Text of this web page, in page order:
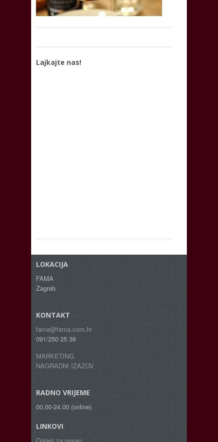
Lajkajte nas!
LOKACIJA
FAMA
Zagreb
KONTAKT
fama@fama.com.hr
091/250 25 36
MARKETING
NAGRADNI IZAZOV
RADNO VRIJEME
00.00-24.00 (online)
LINKOVI